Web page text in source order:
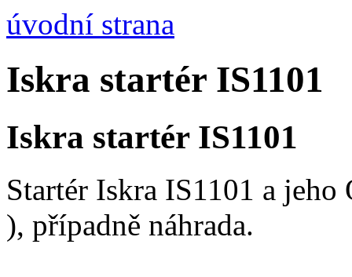
úvodní strana
Iskra startér IS1101
Iskra startér IS1101
Startér Iskra IS1101 a
), případně náhrada.